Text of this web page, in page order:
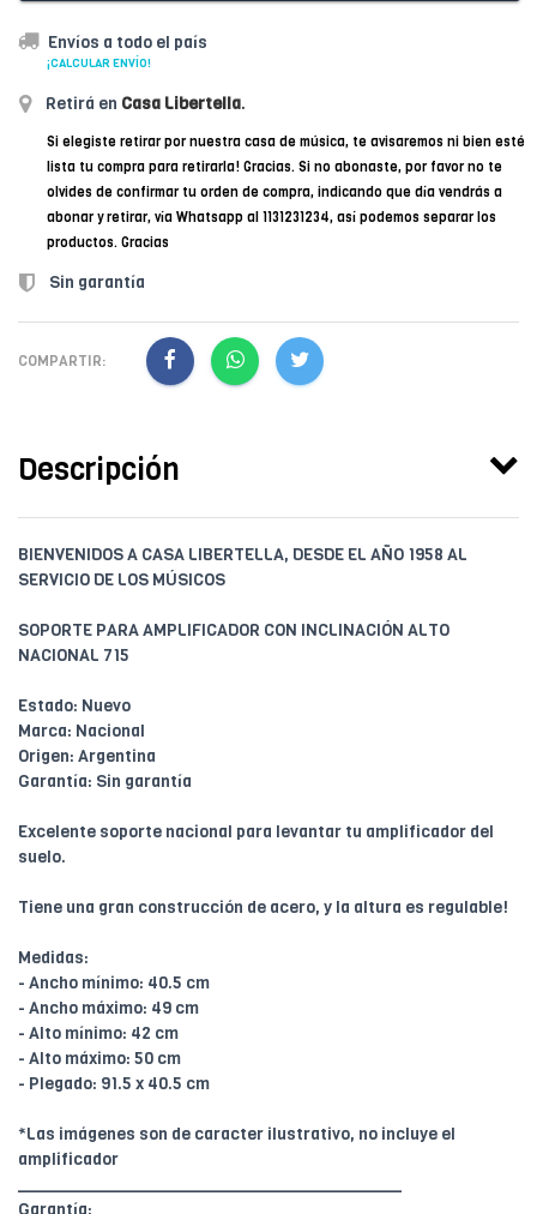
Envíos a todo el país
¡CALCULAR ENVÍO!
Retirá en Casa Libertella.
Si elegiste retirar por nuestra casa de música, te avisaremos ni bien esté
lista tu compra para retirarla! Gracias. Si no abonaste, por favor no te
olvides de confirmar tu orden de compra, indicando que día vendrás a
abonar y retirar, vía Whatsapp al 1131231234, así podemos separar los
productos. Gracias
Sin garantía
COMPARTIR:
Descripción
BIENVENIDOS A CASA LIBERTELLA, DESDE EL AÑO 1958 AL
SERVICIO DE LOS MÚSICOS
SOPORTE PARA AMPLIFICADOR CON INCLINACIÓN ALTO
NACIONAL 715
Estado: Nuevo
Marca: Nacional
Origen: Argentina
Garantía: Sin garantía
Excelente soporte nacional para levantar tu amplificador del
suelo.
Tiene una gran construcción de acero, y la altura es regulable!
Medidas:
- Ancho mínimo: 40.5 cm
- Ancho máximo: 49 cm
- Alto mínimo: 42 cm
- Alto máximo: 50 cm
- Plegado: 91.5 x 40.5 cm
*Las imágenes son de caracter ilustrativo, no incluye el
amplificador
________________________________________